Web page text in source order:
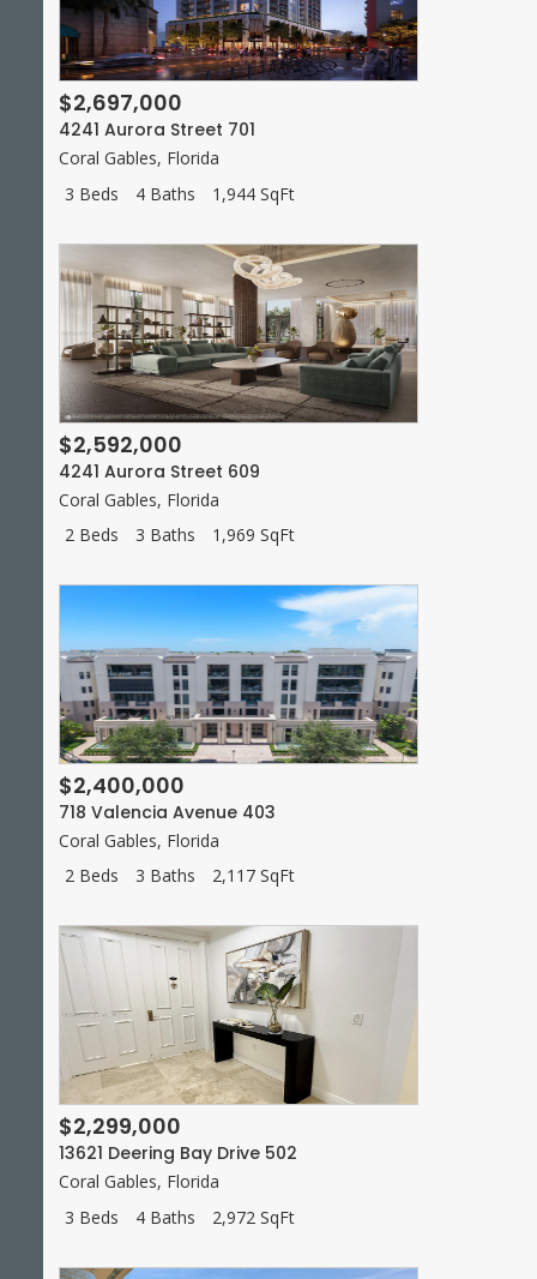
$2,697,000
4241 Aurora Street 701
Coral Gables, Florida
3 Beds
4 Baths 1,944 SqFt
$2,592,000
4241 Aurora Street 609
Coral Gables, Florida
2 Beds
3 Baths 1,969 SqFt
$2,400,000
718 Valencia Avenue 403
Coral Gables, Florida
2 Beds
3 Baths 2,117 SqFt
$2,299,000
13621 Deering Bay Drive 502
Coral Gables, Florida
3 Beds
4 Baths 2,972 SqFt